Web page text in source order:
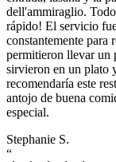
dell'ammiraglio.
rápido! El servicio
constantemente para
permitieron llevar un
sirvieron en un plato
recomendaría este
antojo de buena
especial.
Stephanie S.
“